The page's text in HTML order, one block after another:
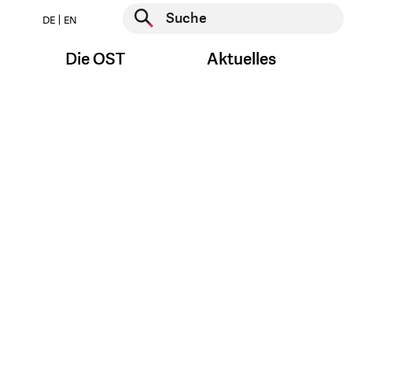
DE EN
Suche starten
Die OST Aktuelles